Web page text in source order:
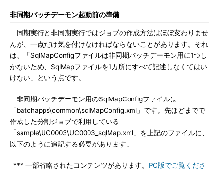
非同期バッチデーモン起動前の準備
同期実行と非同期実行ではジョブの作成方法はほぼ変わりませ
んが、一点だけ気を付けなければならないことがあります。それ
は、「SqlMapConfigファイルは非同期バッチデーモン用に1つし
かないため、SqlMapファイルを1カ所にすべて記述しなくてはい
けない」という点です。
非同期バッチデーモン用のSqlMapConfigファイルは
「batchapps\common\sqlMapConfig.xml」です。先ほどまでで
作成した分割ジョブで利用している
「sample\UC0003\UC0003_sqlMap.xml」を上記のファイルに、
以下のように追記する必要があります。
*** 一部省略されたコンテンツがあります。 PC版でご覧くださ